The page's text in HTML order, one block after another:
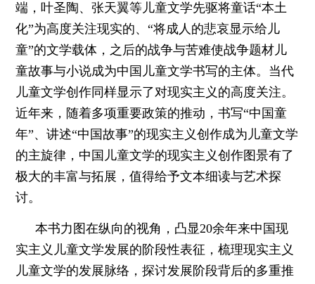
端，叶圣陶、张天翼等儿童文学先驱将童话“本土
化”为高度关注现实的、“将成人的悲哀显示给儿
童”的文学载体，之后的战争与苦难使战争题材儿
童故事与小说成为中国儿童文学书写的主体。当代
儿童文学创作同样显示了对现实主义的高度关注。
近年来，随着多项重要政策的推动，书写“中国童
年”、讲述“中国故事”的现实主义创作成为儿童文学
的主旋律，中国儿童文学的现实主义创作图景有了
极大的丰富与拓展，值得给予文本细读与艺术探
讨。
本书力图在纵向的视角，凸显20余年来中国现
实主义儿童文学发展的阶段性表征，梳理现实主义
儿童文学的发展脉络，探讨发展阶段背后的多重推